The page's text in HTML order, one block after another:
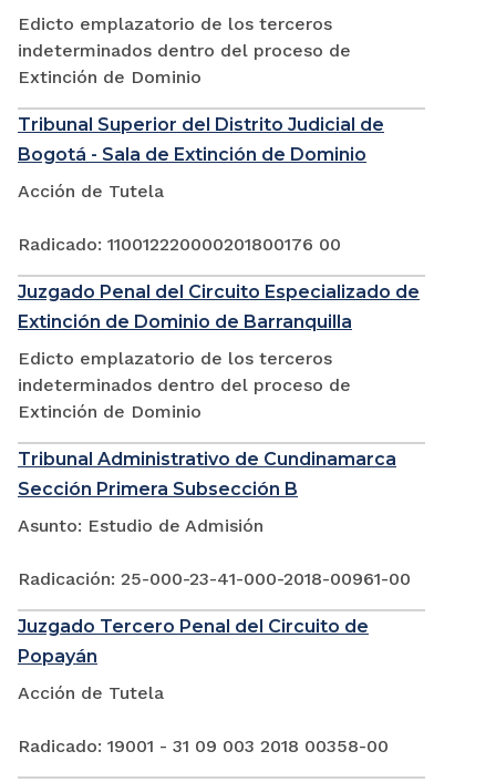
Edicto emplazatorio de los terceros
indeterminados dentro del proceso de
Extinción de Dominio
Tribunal Superior del Distrito Judicial de
Bogotá - Sala de Extinción de Dominio
Acción de Tutela
Radicado: 110012220000201800176 00
Juzgado Penal del Circuito Especializado de
Extinción de Dominio de Barranquilla
Edicto emplazatorio de los terceros
indeterminados dentro del proceso de
Extinción de Dominio
Tribunal Administrativo de Cundinamarca
Sección Primera Subsección B
Asunto: Estudio de Admisión
Radicación: 25-000-23-41-000-2018-00961-00
Juzgado Tercero Penal del Circuito de
Popayán
Acción de Tutela
Radicado: 19001 - 31 09 003 2018 00358-00